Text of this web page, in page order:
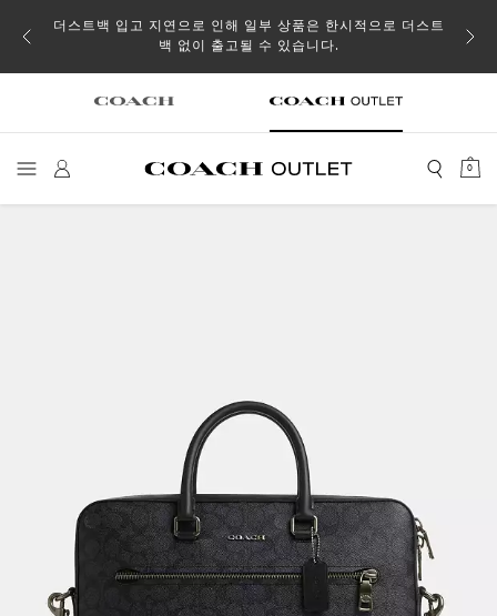
될 수
더스트백 입고 지연으로 인해 일부 상품은 한시적으로 더스트
백 없이 출고될 수 있습니다.
0